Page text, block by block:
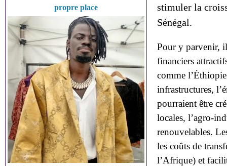
propre place
stimuler la
Sénégal.
Pour y parvenir, il
financiers
comme
infrastructures,
pourraient être
locales, l’agro-
renouvelables.
les coûts de
l’Afrique) et